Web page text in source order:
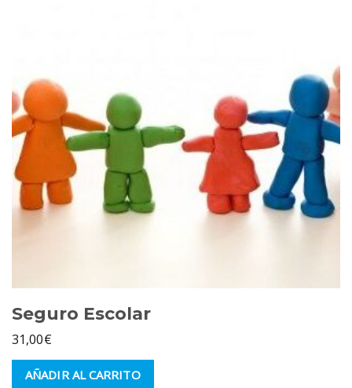
Seguro Escolar
31,00€
AÑADIR AL CARRITO